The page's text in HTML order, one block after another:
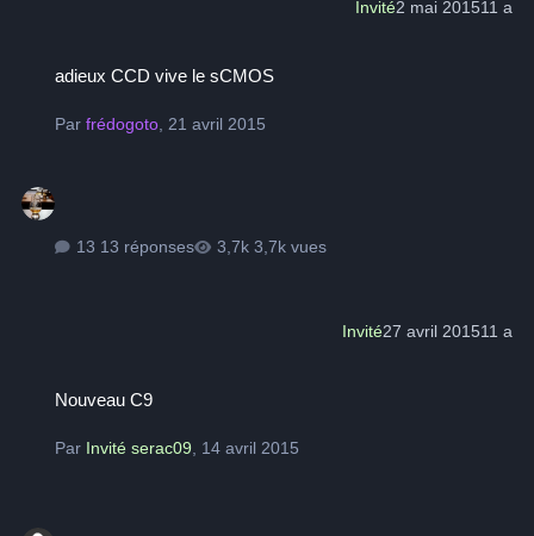
Invité2 mai 201511 a
adieux CCD vive le sCMOS
Parfrédogoto 21 avril 2015
13 réponses 3,7k vues
Invité27 avril 201511 a
Nouveau C9
Par Invité serac09 14 avril 2015